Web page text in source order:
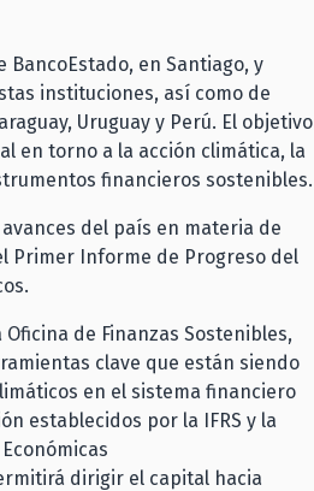
en Santiago, y
instituciones, así como de
Uruguay y Perú. El objetivo
en torno a la acción climática, la
financieros sostenibles.
del país en materia de
Primer Informe de Progreso del
de Finanzas Sostenibles,
clave que están siendo
en el sistema financiero
establecidos por la IFRS y la
dirigir el capital hacia